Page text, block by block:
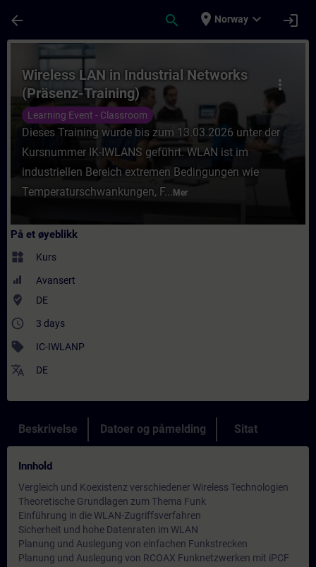
arrow_back search place Norway expand_more login
Kurs - Wireless LAN in Industrial
more_vert
Wireless LAN in Industrial Networks
(Präsenz-Training)
Learning Event - Classroom
Dieses Training wurde bis zum 13.03.2026 unter der
Kursnummer IK-IWLANS geführt. WLAN ist im
industriellen Bereich extremen Bedingungen wie
Temperaturschwankungen, F... Mer
På et øyeblikk
widgets Kurs
Avansert
where_to_vote DE
access_time 3 days
sell IC-IWLANP
translate DE
Beskrivelse Datoer og påmelding Sitat
Innhold
Vergleich und Koexistenz verschiedener Wireless Technologien
Theoretische Grundlagen zum Thema Funk
Einführung in die WLAN-Zugriffsverfahren
Sicherheit und hohe Datenraten im WLAN
Planung und Auslegung von einfachen Funkstrecken
Planung und Auslegung von RCOAX Funknetzwerken mit iPCF